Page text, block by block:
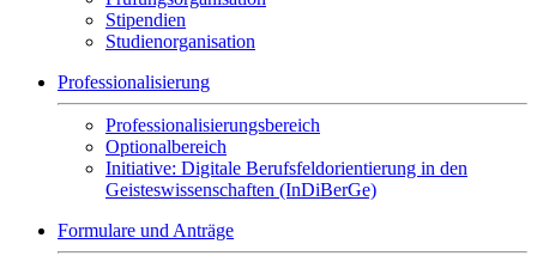
Stipendien
Studienorganisation
Professionalisierung
Professionalisierungsbereich
Optionalbereich
Initiative: Digitale Berufsfeldorientierung in den
Geisteswissenschaften (InDiBerGe)
Formulare und Anträge